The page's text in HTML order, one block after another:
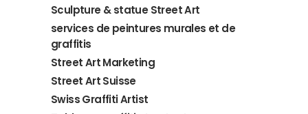
Sculpture & statue Street Art
services de peintures murales et de
graffitis
Street Art Marketing
Street Art Suisse
Swiss Graffiti Artist